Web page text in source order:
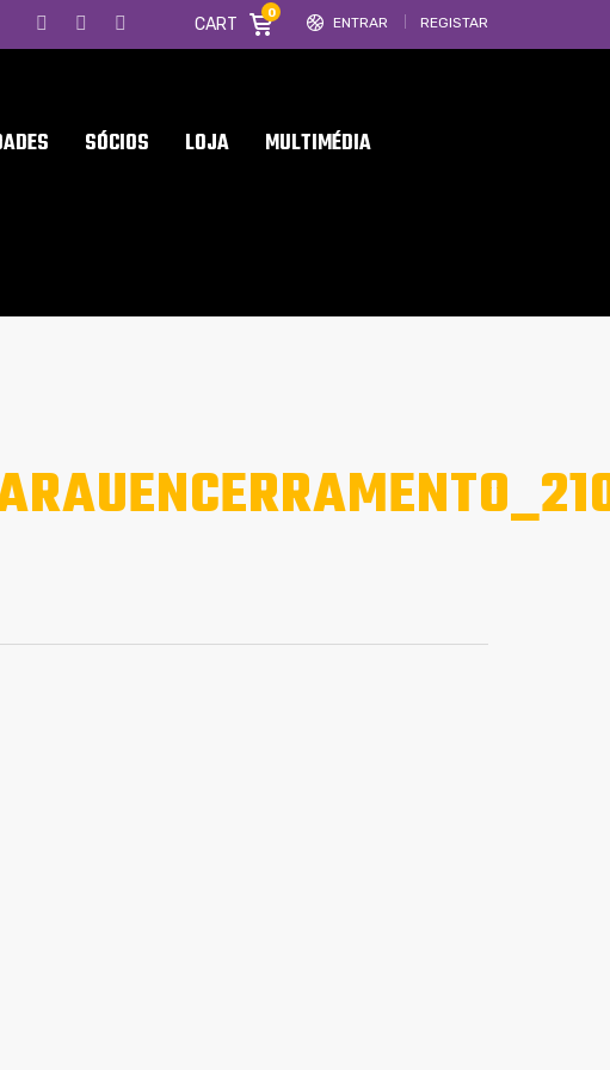
ENTRAR REGISTAR
CART
0
SÓCIOS LOJA MULTIMÉDIA